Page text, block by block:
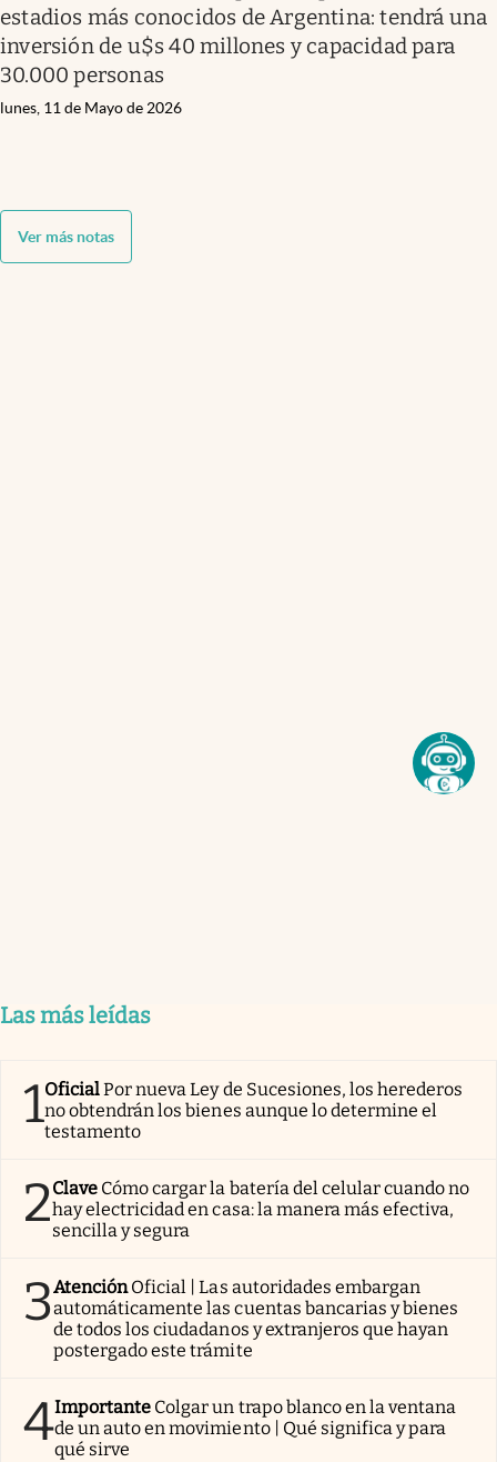
estadios más conocidos de Argentina: tendrá una
inversión de u$s 40 millones y capacidad para
30.000 personas
lunes, 11 de Mayo de 2026
Ver más notas
Las más leídas
1OficialPor nueva Ley de Sucesiones, los herederos
no obtendrán los bienes aunque lo determine el
testamento
2Clave Cómo cargar la batería del celular cuando no
hay electricidad en casa: la manera más efectiva,
sencilla y segura
3AtenciónOficial | Las autoridades embargan
automáticamente las cuentas bancarias y bienes
de todos los ciudadanos y extranjeros que hayan
postergado este trámite
4Importante Colgar un trapo blanco en la ventana
de un auto en movimiento | Qué significa y para
qué sirve